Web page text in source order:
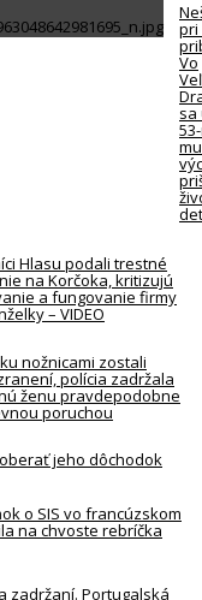
pri
Vo
sa
Hlasu podali trestné
na Korčoka, kritizujú
a fungovanie firmy
– VIDEO
nožnicami zostali
polícia zadržala
ženu pravdepodobne
poruchou
jeho dôchodok
o SIS vo francúzskom
na chvoste rebríčka
zadržaní. Portugalská